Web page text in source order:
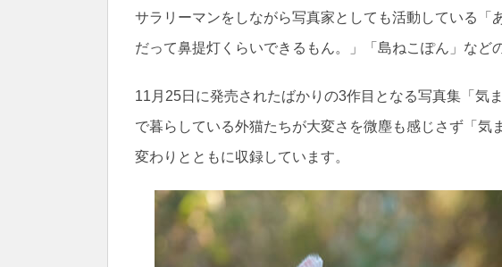
サラリーマンをしながら写真家としても活動している「
だって鼻提灯くらいできるもん。」「島ねこぽん」など
11月25日に発売されたばかりの3作目となる写真集「気
で暮らしている外猫たちが大変さを微塵も感じさず「気
変わりとともに収録しています。